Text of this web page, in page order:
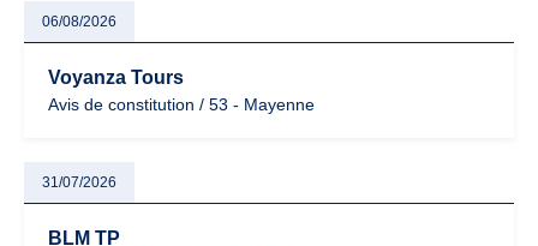
06/08/2026
Voyanza Tours
Avis de constitution / 53 - Mayenne
31/07/2026
BLM TP